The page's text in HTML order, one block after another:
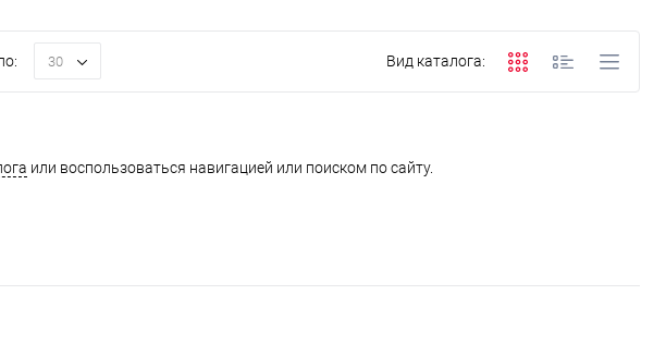
30 Вид каталога:
или воспользоваться навигацией или поиском по сайту.